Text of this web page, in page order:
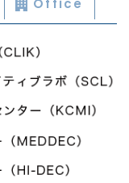
Office